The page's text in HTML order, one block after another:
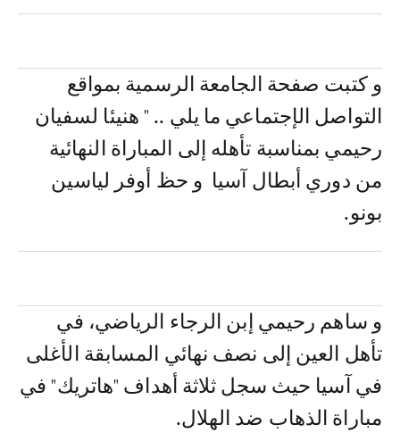
و كتبت صفحة الجامعة الرسمية بمواقع
التواصل الإجتماعي ما يلي .. " هنيئا لسفيان
رحيمي بمناسبة تأهله إلى المباراة النهائية
من دوري أبطال آسيا و حظ أوفر لياسين
بونو.
و ساهم رحيمي إبن الرجاء الرياضي، في
تأهل العين إلى نصف نهائي المسابقة الأغلى
في آسيا حيث سجل ثلاثة أهداف "هاتريك" في
مباراة الذهاب ضد الهلال.